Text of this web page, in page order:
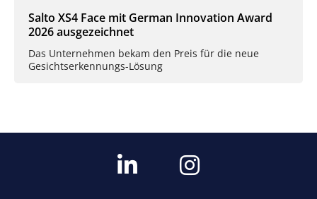
Salto XS4 Face mit German Innovation Award
2026 ausgezeichnet
Das Unternehmen bekam den Preis für die neue
Gesichtserkennungs-Lösung